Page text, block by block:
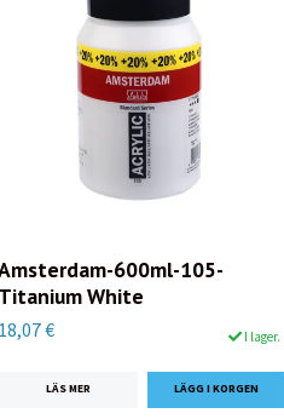
600ml-105-
Titanium White
18,07 € I lager.
LÄS MER